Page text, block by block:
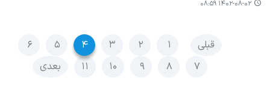
۱۴۰۲-۰۸-۰۲ ۰۸:۵۹
قبلی ۱ ۲ ۳ ۴ ۵
۶
۷
۸ ۹ ۱۰ ۱۱ بعدی